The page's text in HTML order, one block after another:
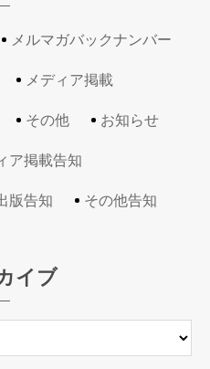
メルマガバックナンバー
メディア掲載
その他 お知らせ
ア掲載告知
版告知 その他告知
イブ